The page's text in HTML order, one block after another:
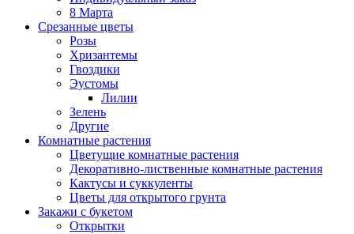
8 Марта
Срезанные цветы
Розы
Хризантемы
Гвоздики
Эустомы
Лилии
Зелень
Другие
Комнатные растения
Цветущие комнатные растения
Декоративно-лиственные комнатные растения
Кактусы и суккуленты
Цветы для открытого грунта
Закажи с букетом
Открытки